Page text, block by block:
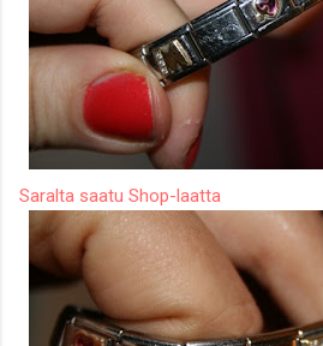
Saralta saatu Shop-laatta